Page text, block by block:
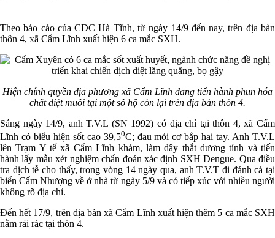
Theo báo cáo của CDC Hà Tĩnh, từ ngày 14/9 đến nay, trên địa bàn
thôn 4, xã Cẩm Lĩnh xuất hiện 6 ca mắc SXH.
Hiện chính quyền địa phương xã Cẩm Lĩnh đang tiến hành phun hóa
chất diệt muỗi tại một số hộ còn lại trên địa bàn thôn 4.
Sáng ngày 14/9, anh T.V.L (SN 1992) có địa chỉ tại thôn 4, xã Cẩm
Lĩnh có biểu hiện sốt cao 39,50C; đau mỏi cơ bắp hai tay. Anh T.V.L
lên Trạm Y tế xã Cẩm Lĩnh khám, làm dây thắt dương tính và tiến
hành lấy mẫu xét nghiệm chẩn đoán xác định SXH Dengue. Qua điều
tra dịch tễ cho thấy, trong vòng 14 ngày qua, anh T.V.T đi đánh cá tại
biển Cẩm Nhượng về ở nhà từ ngày 5/9 và có tiếp xúc với nhiều người
không rõ địa chỉ.
Đến hết 17/9, trên địa bàn xã Cẩm Lĩnh xuất hiện thêm 5 ca mắc SXH
nằm rải rác tại thôn 4.